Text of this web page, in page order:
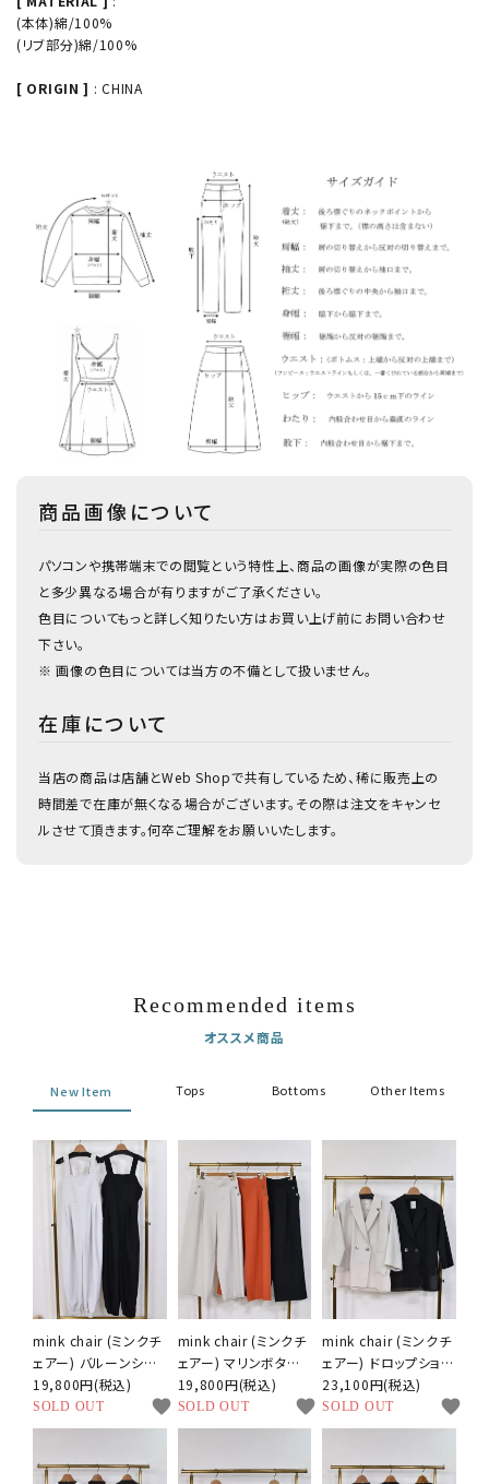
(本体)綿/100%
(リブ部分)綿/100%
[ ORIGIN ] : CHINA
商品画像について
パソコンや携帯端末での閲覧という特性上、商品の画像が実際の色目
と多少異なる場合が有りますがご了承ください。
色目についてもっと詳しく知りたい方はお買い上げ前にお問い合わせ
下さい。
※ 画像の色目については当方の不備として扱いません。
在庫について
当店の商品は店舗とWeb Shopで共有しているため、稀に販売上の
時間差で在庫が無くなる場合がございます。その際は注文をキャンセ
ルさせて頂きます。何卒ご理解をお願いいたします。
Recommended items
オススメ商品
New Item Tops Bottoms Other Items
mink chair (ミンクチ
ェアー) バルーンシル
エット サロペット
19,800円(税込)
SOLD OUT favorite
mink chair (ミンクチ
ェアー) マリンボタン
タックパンツ
19,800円(税込)
SOLD OUT favorite
mink chair (ミンクチ
ェアー) ドロップショル
ダー ハーフスリーブ
ジャケット
23,100円(税込)
SOLD OUT favorite